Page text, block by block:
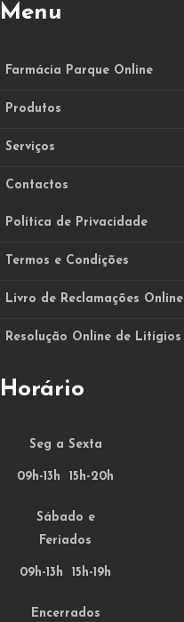
Menu
Farmácia Parque Online
Produtos
Serviços
Contactos
Política de Privacidade
Termos e Condições
Livro de Reclamações Online
Resolução Online de Litígios
Horário
Seg a Sexta
09h-13h 15h-20h
Sábado e
Feriados
09h-13h 15h-19h
Encerrados